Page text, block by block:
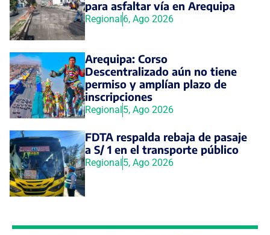
para asfaltar vía en Arequipa
Regional6, Ago 2026
Arequipa: Corso
Descentralizado aún no tiene
permiso y amplían plazo de
inscripciones
Regional5, Ago 2026
FDTA respalda rebaja de pasaje
a S/ 1 en el transporte público
Regional5, Ago 2026